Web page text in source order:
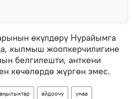
өкүлдөрү Нурайымга
кылмыш жоопкерчилигине
белгилешти, анткени
көчөлөрдө жүргөн эмес.
айдоочу унаа